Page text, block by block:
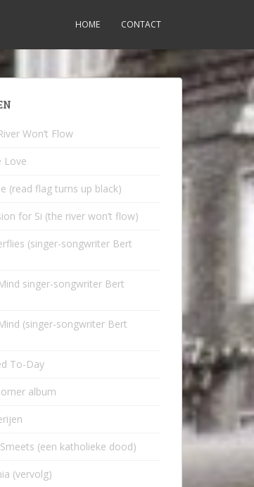
HOME CONTACT
Won’t Flow
Love
(read flag turns up black)
for Si (the river won’t flow)
(singer-songwriter Bert
singer-songwriter Bert
(singer-songwriter Bert
To-Day
album
(een katholieke dood)
(vervolg)